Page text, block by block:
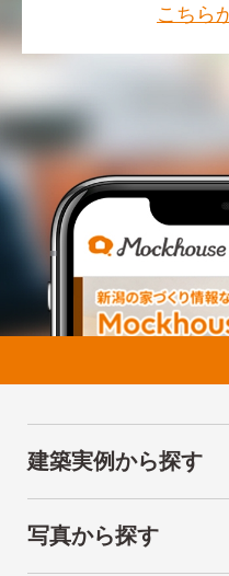
こちら
建築実例から探す
写真から探す